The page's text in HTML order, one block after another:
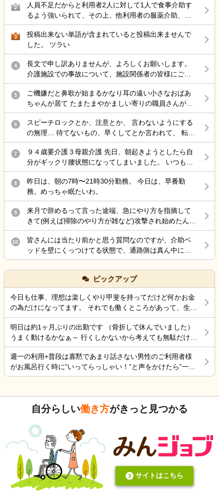
こらで 介護の仕事から違う仕事を考えているのですが
結局転職サイトをみるのが介護の仕事ばかりで どうし
たら良いと思いますか？
2
人員不足だからと利用者2人に対して1人で食事介助す
るよう強いられて、その上、他利用者の服薬介助、動
き回る認知症利用者の見守り、声掛けまでやらされ、
最近自分の気持ちに余裕が持てない。
3
投稿出来ない単語が含まれていると投稿出来ませんで
した。 ツラい
4
長文で申し訳ありませんが、よろしくお願いします。
介護施設での事故について、施設関係者の皆様にご意
見を伺いたく投稿します。 母は認知症があり、介護施
設に入所していました。 ある日の明け方、母が一人で
施設を離設し、雨の中で転倒して大腿骨を骨折しまし
た。 手術は無事に終わりましたが、この事故をきっか
けに歩行ができなくなり、病院からは認知症も進行し
たとのお話がありました。また、要介護1だったもの
説明を受けました。 施設からは「治療費は負担しま
す」と説明を受けていますが、それ以外の補償につい
てはまだ話し合っていません。 そこで、介護施設で勤
務されている方や施設運営に携わっている方にお伺い
したいです。 ・このような事故が起きた場合、一般的
にはどのような対応や補償が行われることが多いので
しょうか。 ・施設側が加入している保険で対応するケ
がよいことや、今後の進め方についてアドバイスがあ
れば教えていただきたいです。 施設を責めたいという
気持ちではなく、今後の対応について知識を得たいと
思い投稿しました。 同様の事例やご経験がありました
ら、差し支えない範囲で教えていただけると幸いで
す。 よろしくお願いいたします。
5
ご機嫌だと鼻歌が始まるかなり耳の遠い小さなおばあ
ちゃんが居て たまたまやかましい寄りの職員さんが来
た時に 鼻歌から一気に不穏 「おおきなこえで話してる
わ」 と不機嫌で低く大きな声の独り言で返してて笑い
を堪えられない。
6
スピーチロックとか、注意とか、 言わないようにする
の無理… 待てないもの、早くしてとか言われて、 転倒
しそうになるとか危険行為しても、 本人達分からない
もの、 病気だから、認知症だからで許されて、 記録残
しても『仕方ないよね、割り切らなきゃ』 これで終わ
る 何でもかんでも虐待って言わないで… どうしろって
言うのよ…もう疲れた… 責任感強すぎって上司に言わ
れた 仕方ないじゃん 事故したら…打ちどころ悪かった
7
９４歳要介護３母親介護 先日、朝起きようとしたら自
分がギックリ腰状態になってしまいました。 いつも行
く接骨院で治療してもらったのですが、いつもなら楽
になるのに、全く治らないまま、家に戻ろとして 外に
出たら、クラクラし汗が尋常じゃなく出てくるので 接
骨院に戻って休すませてもらいました。 隠れ熱中症か
ら来た腰痛と分かり、水や経口水を飲ませてもらい要
約落ちたのはいいのですが、母親を一人で留守番させ
を一時的に入院させる事となりました。 母親は、病院
が大嫌いなので、今日病院に電話をしたら 案の定、興
との事でした。 夕食も食べなかったみたいです。 自分
の腰の状態は、それなりに動けるようになったのです
が、頭が熱中症でボワッとする感じなので、怖くて 会
いにいけない状態です。 ケアーマネージャーさんその
状況を相談したら、絶対に 包括ケアーに入れた方がい
いと怒られました。 以前、入れていたのですが、興奮
するので、それを抑える薬を飲んだ表情が忘れられな
いので、入れていいのか 判断に迷っている状況です。
その煮え切らない自分にケアーマネージャーさんは怒
っている事は分かっています。 毎日、散歩と昼食は寿
司屋のランチ 風呂に入れ身体と頭を洗ってあげ、朝昼
もらう毎日 約5年やって来ましたが限界を感じていると
ころです。 朝昼晩の食事中に加山雄三DVDを必ず観て
す。 異常かな⁈
8
昨日は、朝の7時〜21時30分勤務。 今日は、早番勤
務。めっちゃ眠たいわ。
9
来月で辞めるって言った途端、急にやり方を指摘して
きて(例えば掃除のやり方が雑など)攻撃され始めたんだ
けど最後の嫌がらせ？
10
皆さんには当たり前かと思う質問なのですが、介助ベ
ッドを壁にくっつけてる状態で、通路側は真ん中にベ
ッド柵を差し込むのは拘束扱いだって言われたのです
が、皆さんどう思いますか？ ちなみに自分は真ん中に
柵を入れても足を下ろして出れるスペースは十分にあ
者でそう習った事もあり、それが普通かと思うのです
が…今働いてる施設の拘束委員会でそう言われてるみ
ピックアップ
今日も仕事、理想は楽しくやり甲斐を持ってだけど何かお金
の為だけになってます。 それでも働くところがあって、生き
ていけているのでましなのでしょうね。 一番辛いのは、お金
がなく職探ししている時だったので今日も頑張ろうと思う。
それにしても古株は、好き勝手だから楽しそうです。私も古
株の時は、そんなに仕事行くのが辛くなく毎日そこそこ楽し
くやっていました。 転職は後悔はしていませんが、誰もが上
手くいかないのは確かですね。 そんなつぶやきです、では仕
明日は約1ヶ月ぶりの出勤です （骨折して休んでいました）
うまく動けるかなぁ～ 行くしかないから考えても無駄だけど
不安！
週一の利用+普段は寡黙であまり話さない男性のご利用者様
がお風呂行く時に”いってらっしゃい！”と声をかけたら”一緒
に行く？！？”と返してくれた。 そういう想像を上回るよう
4ヶ月弱しか経ってないけど。
自分らしい働き方がきっと見つかる
サイトはこちら